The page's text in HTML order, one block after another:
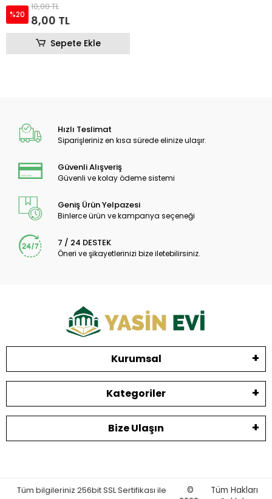
%20
10,00 TL
8,00 TL
Sepete Ekle
Hızlı Teslimat
Siparişleriniz en kısa sürede elinize ulaşır.
Güvenli Alışveriş
Güvenli ve kolay ödeme sistemi
Geniş Ürün Yelpazesi
Binlerce ürün ve kampanya seçeneği
7 / 24 DESTEK
Öneri ve şikayetlerinizi bize iletebilirsiniz.
Kurumsal
Kategoriler
Bize Ulaşın
Tüm bilgileriniz 256bit SSL Sertifikası ile
©
Tüm Hakları